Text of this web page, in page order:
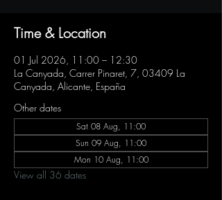
Time & Location
01 Jul 2026, 11:00 – 12:30
La Canyada, Carrer Pinaret, 7, 03409 La
Canyada, Alicante, España
Other dates
Sat 08 Aug, 11:00
Sun 09 Aug, 11:00
Mon 10 Aug, 11:00
View all 36 dates